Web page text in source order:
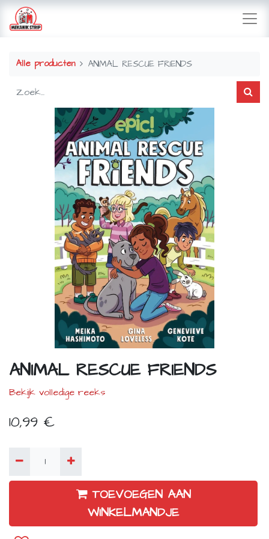
Alle producten ANIMAL RESCUE FRIENDS
ANIMAL RESCUE FRIENDS
Bekijk volledige reeks
10,99 €
TOEVOEGEN AAN
WINKELMANDJE